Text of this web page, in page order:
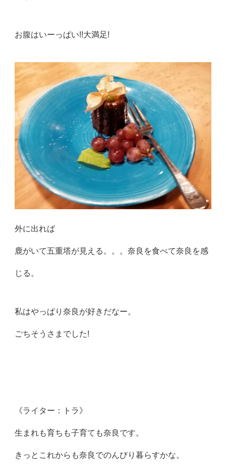
お腹はいーっぱい!!大満足!
外に出れば
鹿がいて五重塔が見える。。。奈良を食べて奈良を感
じる。
私はやっぱり奈良が好きだなー。
ごちそうさまでした!
《ライター：トラ》
生まれも育ちも子育ても奈良です。
きっとこれからも奈良でのんびり暮らすかな。